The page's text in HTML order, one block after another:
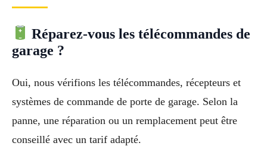
Réparez-vous les télécommandes de
garage ?
Oui, nous vérifions les télécommandes, récepteurs et
systèmes de commande de porte de garage. Selon la
panne, une réparation ou un remplacement peut être
conseillé avec un tarif adapté.